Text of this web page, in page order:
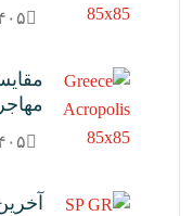
۱۴۰۵ تیر ۱۳, شنبه
۱۴۰۵ تیر ۱۳, شنبه